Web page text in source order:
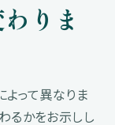
りま
って異なりま
るかをお示しし